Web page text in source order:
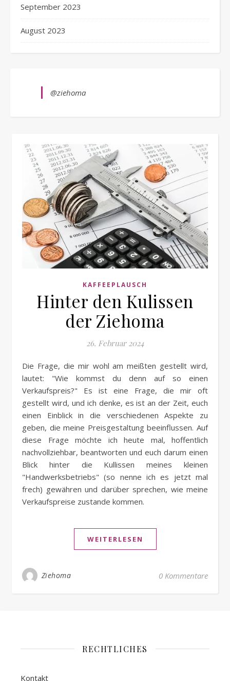
September 2023
August 2023
@ziehoma
KAFFEEPLAUSCH
Hinter den Kulissen
der Ziehoma
26. Februar 2024
Die Frage, die mir wohl am meißten gestellt wird,
lautet: "Wie kommst du denn auf so einen
Verkaufspreis?" Es ist eine Frage, die mir oft
gestellt wird, und ich denke, es ist an der Zeit, euch
einen Einblick in die verschiedenen Aspekte zu
geben, die meine Preisgestaltung beeinflussen. Auf
diese Frage möchte ich heute mal, hoffentlich
nachvollziehbar, beantworten und euch darum einen
Blick hinter die Kullissen meines kleinen
"Handwerksbetriebs" (so nenne ich es jetzt mal
frech) gewähren und darüber sprechen, wie meine
Verkaufspreise zustande kommen.
WEITERLESEN
Ziehoma 0 Kommentare
RECHTLICHES
Kontakt